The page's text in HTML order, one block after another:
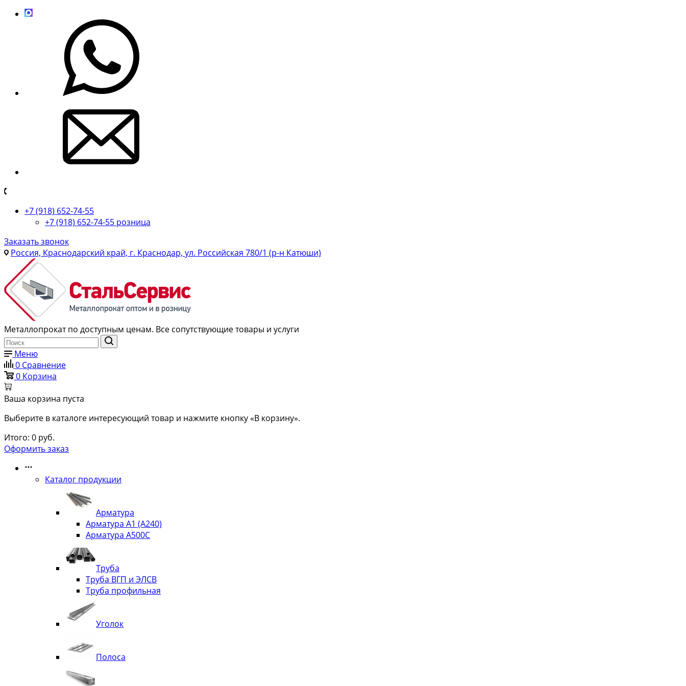
+7 (918) 652-74-55
+7 (918) 652-74-55 розница
Заказать звонок
Россия, Краснодарский край, г. Краснодар, ул. Российская 780/1 (р-н Катюши)
Металлопрокат по доступным ценам. Все сопутствующие товары и услуги
Меню
0 Сравнение
0 Корзина
Ваша корзина пуста
Выберите в каталоге интересующий товар и нажмите кнопку «В корзину».
Итого: 0 руб.
Оформить заказ
Каталог продукции
Арматура
Арматура А1 (А240)
Арматура А500С
Труба
Труба ВГП и ЭЛСВ
Труба профильная
Уголок
Полоса